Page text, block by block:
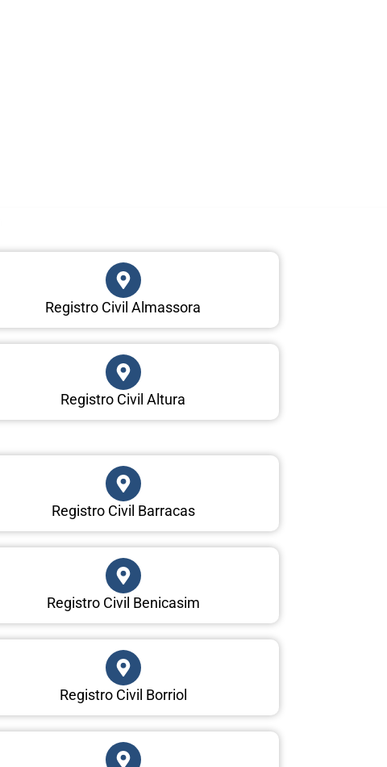
Registro Civil Almassora
Registro Civil Altura
Registro Civil Barracas
Registro Civil Benicasim
Registro Civil Borriol